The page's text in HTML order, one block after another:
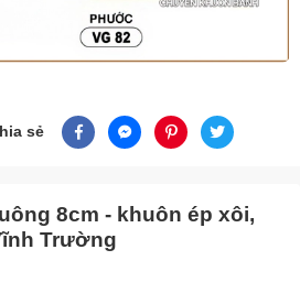
sẻ
8cm - khuôn ép xôi,
Trường